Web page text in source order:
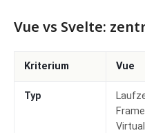
Vue vs Svelte:
Kriterium Vue
Typ